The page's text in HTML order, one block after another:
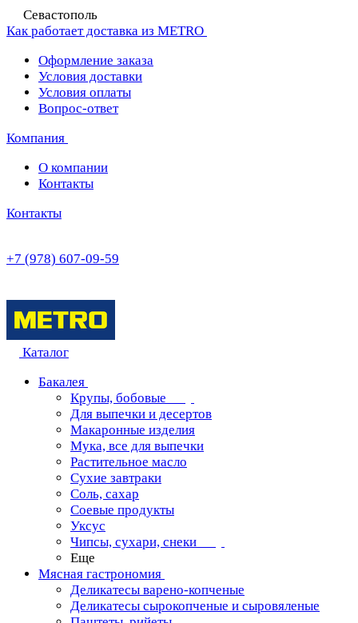
Севастополь
Как работает доставка из METRO
Оформление заказа
Условия доставки
Условия оплаты
Вопрос-ответ
Компания
О компании
Контакты
Контакты
+7 (978) 607-09-59
Каталог
Бакалея
Крупы, бобовые
Для выпечки и десертов
Макаронные изделия
Мука, все для выпечки
Растительное масло
Сухие завтраки
Соль, сахар
Соевые продукты
Уксус
Чипсы, сухари, снеки
Еще
Мясная гастрономия
Деликатесы варено-копченые
Деликатесы сырокопченые и сыровяленые